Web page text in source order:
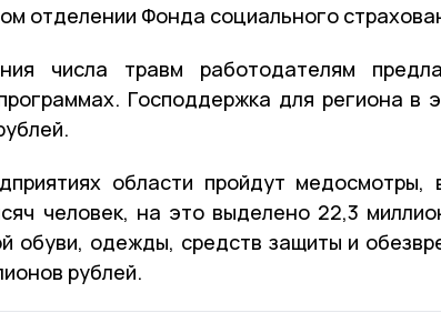
отделении Фонда социального
числа травм работодателям
Господдержка для региона в
области пройдут медосмотры,
человек, на это выделено 22,3
обуви, одежды, средств защиты и
рублей.